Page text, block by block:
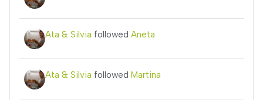
Ata & Silvia followed Aneta
Ata & Silvia followed Martina